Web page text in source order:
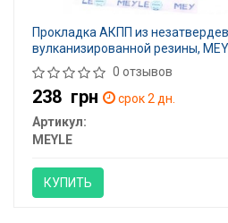
Прокладка АКПП из
вулканизированной резины,
0 отзывов
238 грн
срок 2 дн.
Артикул:
MEYLE
КУПИТЬ